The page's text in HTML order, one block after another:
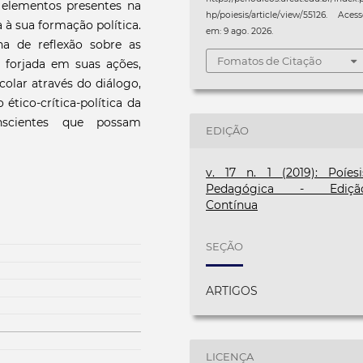
presentes na
sua formação política.
de reflexão sobre as
em suas ações,
através do diálogo,
ético-crítica-política da
que possam
hp/poiesis/article/view/55126.
em: 9 ago. 2026.
Fomatos de Citação
EDIÇÃO
v. 17 n. 1 (2019):
Pedagógica -
Contínua
SEÇÃO
ARTIGOS
LICENÇA